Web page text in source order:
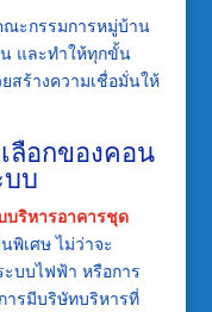
ะกรรมการหมู่บ้าน
และทำให้ทุกขั้น
สร้างความเชื่อมั่นให้
ลือกของคอน
บ
บริหารอาคารชุด
พิเศษ ไม่ว่าจะ
บบไฟฟ้า หรือการ
ารมีบริษัทบริหารที่